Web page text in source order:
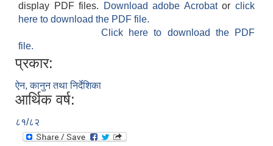
display PDF files.
Download adobe Acrobatorclick
here to download the PDF file.
Click here to download the PDF
file.
प्रकार:
ऐन, कानुन तथा निर्देशिका
आर्थिक वर्ष:
८१/८२